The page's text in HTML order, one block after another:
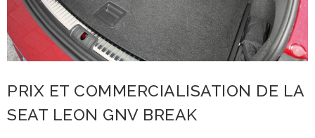
PRIX ET COMMERCIALISATION DE LA
SEAT LEON GNV BREAK